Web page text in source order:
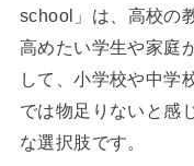
school」は、高校の
高めたい学生や家庭
して、小学校や中学
では物足りないと感
な選択肢です。